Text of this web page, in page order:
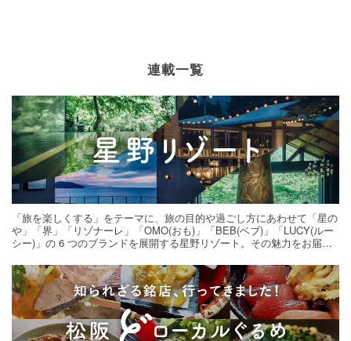
連載一覧
「旅を楽しくする」をテーマに、旅の目的や過ごし方にあわせて「星の
や」「界」「リゾナーレ」「OMO(おも)」「BEB(ベブ)」「LUCY(ルー
シー)」の 6 つのブランドを展開する星野リゾート。その魅力をお届け